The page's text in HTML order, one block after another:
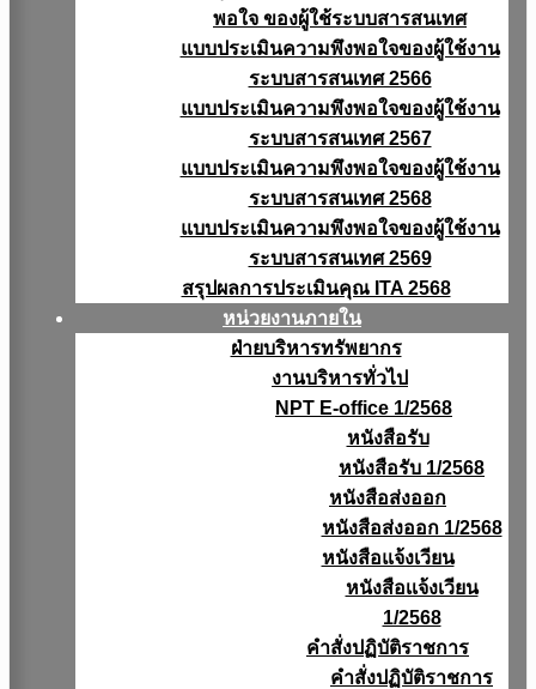
พอใจ ของผู้ใช้ระบบสารสนเทศ
แบบประเมินความพึงพอใจของผู้ใช้งาน
ระบบสารสนเทศ 2566
แบบประเมินความพึงพอใจของผู้ใช้งาน
ระบบสารสนเทศ 2567
แบบประเมินความพึงพอใจของผู้ใช้งาน
ระบบสารสนเทศ 2568
แบบประเมินความพึงพอใจของผู้ใช้งาน
ระบบสารสนเทศ 2569
สรุปผลการประเมินคุณ ITA 2568
หน่วยงานภายใน
ฝ่ายบริหารทรัพยากร
งานบริหารทั่วไป
NPT E-office 1/2568
หนังสือรับ
หนังสือรับ 1/2568
หนังสือส่งออก
หนังสือส่งออก 1/2568
หนังสือแจ้งเวียน
หนังสือเเจ้งเวียน
1/2568
คำสั่งปฏิบัติราชการ
คำสั่งปฏิบัติราชการ